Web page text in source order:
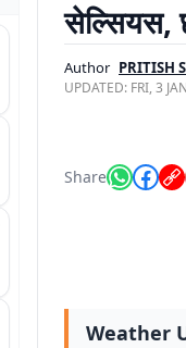
सेल्सियस,
Author PRITISH
UPDATED: FRI, 3
Share
Weather